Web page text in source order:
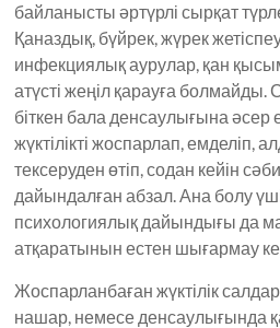
байланысты әртүрлі сырқат
Қаназдық, бүйрек, жүрек
инфекциялық аурулар, қан
атүсті жеңіл қарауға болмайды.
біткен бала денсаулығына әсер
жүктілікті жоспарлап, емделіп,
тексеруден өтіп, содан кейін
дайындалған абзал. Ана болу
психологиялық дайындығы да
атқаратынын естен шығармау
Жоспарланбаған жүктілік
нашар, немесе денсаулығында